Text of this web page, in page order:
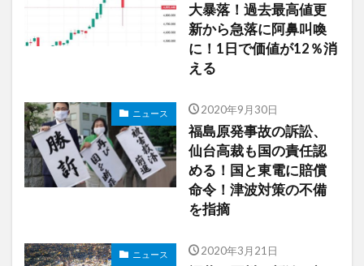
大暴落！過去最高値更
新から急落に阿鼻叫喚
に！1日で価値が12％消
える
ニュース 2020年9月30日
福島原発事故の訴訟、
仙台高裁も国の責任認
める！国と東電に賠償
命令！津波対策の不備
を指摘
ニュース 2020年3月21日